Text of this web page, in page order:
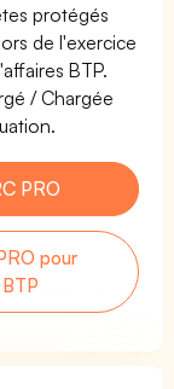
protégés
de l'exercice
BTP.
/ Chargée
PRO
pour